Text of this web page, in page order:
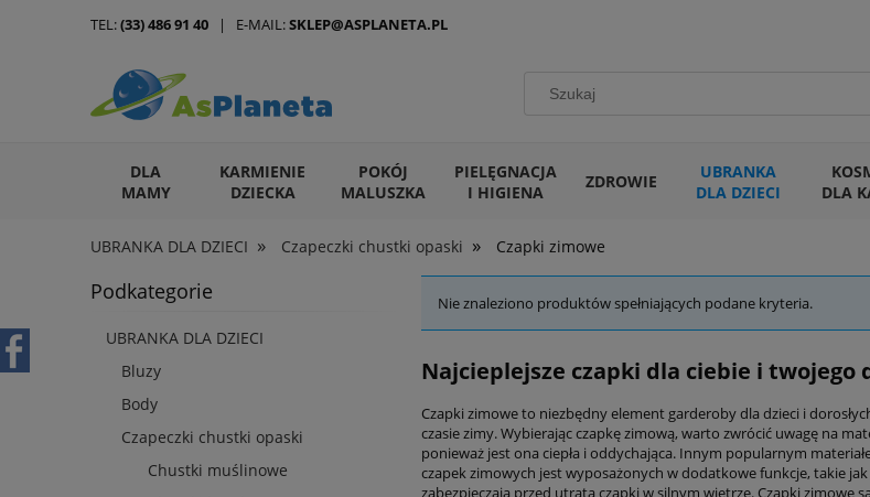
DLA
MAMY
KARMIENIE
DZIECKA
POKÓJ
MALUSZKA
PIELĘGNACJA
I HIGIENA
ZDROWIE
UBRANKA
DLA DZIECI
DLA
ARTYKUŁY DLA ZWIERZĄT
UBRANKA DLA DZIECI » Czapeczki chustki opaski » Czapki zimowe
TEL:(33) 486 91 40 | E-MAIL:SKLEP@ASPLANETA.PL
Podkategorie
UBRANKA DLA DZIECI
Bluzy
Body
Czapeczki chustki opaski
Chustki muślinowe
Nie znaleziono produktów spełniających podane kryteria.
Najcieplejsze czapki dla ciebie i twojego
Czapki zimowe to niezbędny element garderoby dla dzieci i
czasie zimy. Wybierając czapkę zimową, warto zwrócić uwagę na
ponieważ jest ona ciepła i oddychająca. Innym popularnym
czapek zimowych jest wyposażonych w dodatkowe funkcje, takie
zabezpieczają przed utratą czapki w silnym wietrze. Czapki